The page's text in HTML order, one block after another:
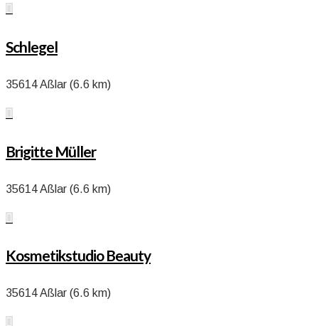

Schlegel
35614 Aßlar (6.6 km)

Brigitte Müller
35614 Aßlar (6.6 km)

Kosmetikstudio Beauty
35614 Aßlar (6.6 km)
